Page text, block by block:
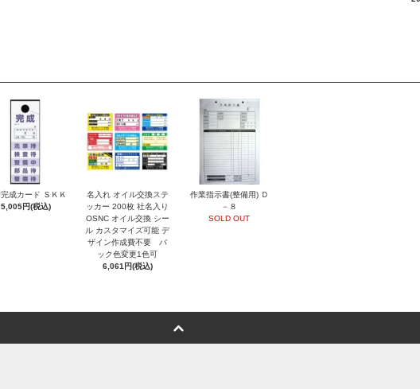
成カード ＳＫＫ
5,005円(税込)
名入れ オイル交換ステ
ッカー 200枚 社名入り
OSNC オイル交換 シー
ル カスタマイズ可能 デ
ザイン作成費不要 バ
ック色変更1色可
6,061円(税込)
作業指示書(整備用) Ｄ
－８
SOLD OUT